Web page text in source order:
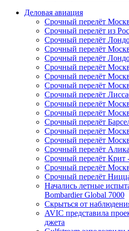
Деловая авиация
Срочный перелёт
Срочный перелёт из
Срочный перелёт
Срочный перелёт
Срочный перелёт
Срочный перелёт
Срочный перелёт
Срочный перелёт
Срочный перелёт
Срочный перелёт
Срочный перелёт
Срочный перелёт
Срочный перелёт
Срочный перелёт
Срочный перелёт
Срочный перелёт Крит
Срочный перелёт
Срочный перелёт
Начались летные
Bombardier Global 7000
Скрыться от
AVIC представила
джета